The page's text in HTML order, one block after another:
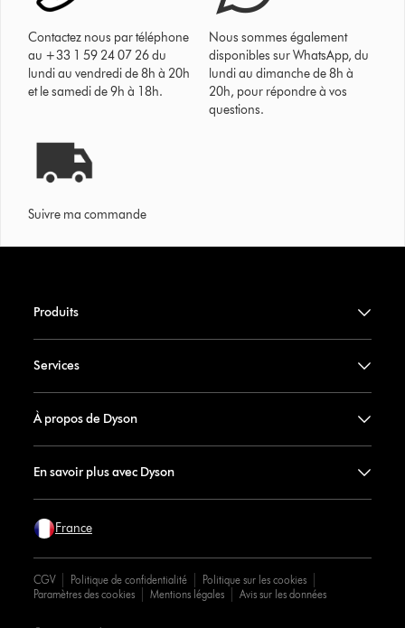
Contactez nous par téléphone
au +33 1 59 24 07 26 du
lundi au vendredi de 8h à 20h
et le samedi de 9h à 18h.
Nous sommes également
disponibles sur WhatsApp, du
lundi au dimanche de 8h à
20h, pour répondre à vos
questions.
Suivre ma commande
Produits
Services
À propos de Dyson
En savoir plus avec Dyson
France
CGV Politique de confidentialité
Politique sur les cookies
Paramètres des cookies
Mentions légales Avis sur les données